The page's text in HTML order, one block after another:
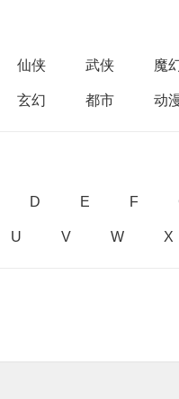
仙侠 武侠 魔
玄幻 都市 动
D E F
U V W X